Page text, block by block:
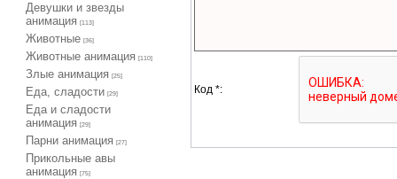
Девушки и звезды
анимация
[113]
Животные [36]
Животные анимация [110]
Злые анимация [25]
Еда, сладости [29]
Еда и сладости
анимация
[29]
Парни анимация [27]
Прикольные авы
анимация
[75]
Код *: